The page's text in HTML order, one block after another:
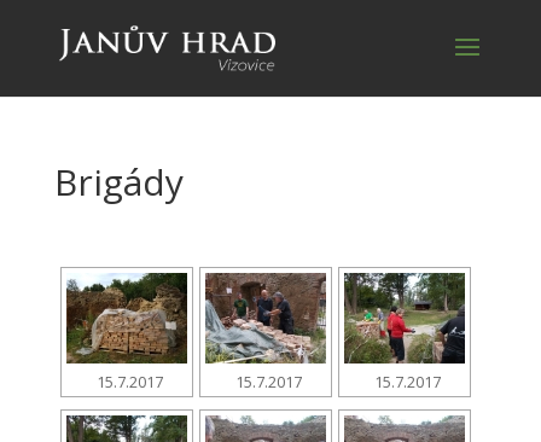
Brigády
15.7.2017 15.7.2017 15.7.2017